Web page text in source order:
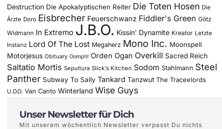
Destruction Die Apokalyptischen Reiter Die Toten Hosen Die
Ärzte Doro Eisbrecher Feuerschwanz Fiddler's Green Götz
Widmann In Extremo J.B.O. Kissin' Dynamite Kreator Letzte
Instanz Lord Of The Lost Megaherz Mono Inc. Moonspell
Motorjesus Obituary Oomph! Orden Ogan Overkill Sacred Reich
Saltatio Mortis Sepultura Slick's Kitchen Sodom Stahlmann Steel
Panther Subway To Sally Tankard Tanzwut The Traceelords
U.D.O. Van Canto Winterland Wise Guys
Unser Newsletter für Dich
Mit unserem wöchentlich Newsletter verpasst Du nichts